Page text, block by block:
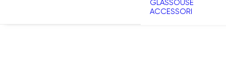
GLASSOUSE
ACCESSORI